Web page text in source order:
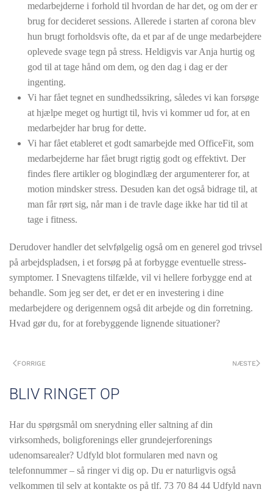
medarbejderne i forhold til hvordan de har det, og om der er
brug for decideret sessions. Allerede i starten af corona blev
hun brugt forholdsvis ofte, da et par af de unge medarbejdere
oplevede svage tegn på stress. Heldigvis var Anja hurtig og
god til at tage hånd om dem, og den dag i dag er der
ingenting.
Vi har fået tegnet en sundhedssikring, således vi kan forsøge
at hjælpe meget og hurtigt til, hvis vi kommer ud for, at en
medarbejder har brug for dette.
Vi har fået etableret et godt samarbejde med OfficeFit, som
medarbejderne har fået brugt rigtig godt og effektivt. Der
findes flere artikler og blogindlæg der argumenterer for, at
motion mindsker stress. Desuden kan det også bidrage til, at
man får rørt sig, når man i de travle dage ikke har tid til at
tage i fitness.
Derudover handler det selvfølgelig også om en generel god trivsel
på arbejdspladsen, i et forsøg på at forbygge eventuelle stress-
symptomer. I Snevagtens tilfælde, vil vi hellere forbygge end at
behandle. Som jeg ser det, er det er en investering i dine
medarbejdere og derigennem også dit arbejde og din forretning.
Hvad gør du, for at forebyggende lignende situationer?
FORRIGE NÆSTE
BLIV RINGET OP
Har du spørgsmål om snerydning eller saltning af din
virksomheds, boligforenings eller grundejerforenings
udenomsarealer? Udfyld blot formularen med navn og
telefonnummer – så ringer vi dig op. Du er naturligvis også
velkommen til selv at kontakte os på tlf. 73 70 84 44 Udfyld navn